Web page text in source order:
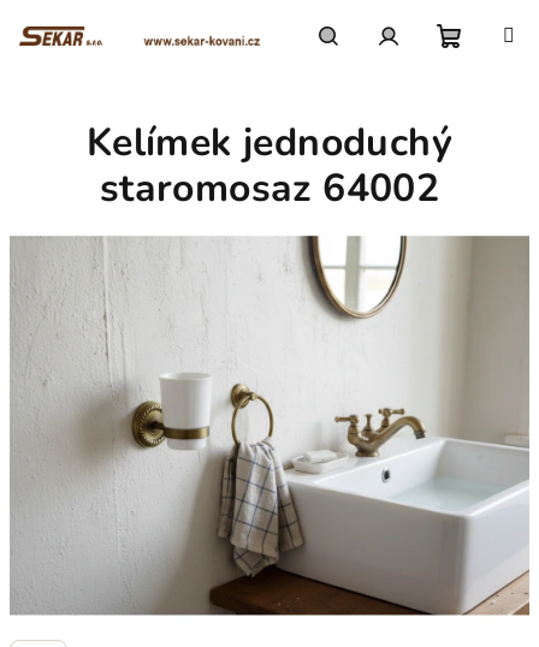
košík
Kelímek jednoduchý
staromosaz 64002